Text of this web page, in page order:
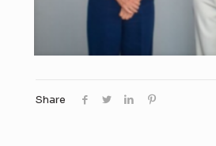
Share